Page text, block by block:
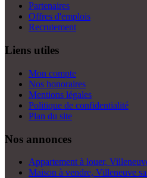
Partenaires
Offres d'emplois
Recrutement
Liens utiles
Mon compte
Nos honoraires
Mentions légales
Politique de confidentialité
Plan du site
Nos annonces
Appartement à louer,
Maison à vendre, Villeneuve